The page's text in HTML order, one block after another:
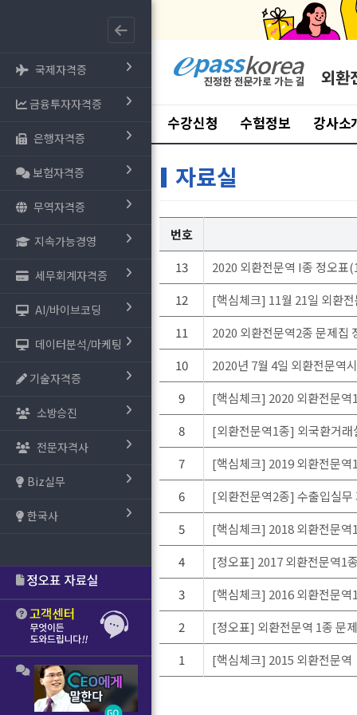
국제자격증
금융투자자격증
은행자격증
보험자격증
무역자격증
지속가능경영
세무회계자격증
AI/바이브코딩
데이터분석/마케팅
기술자격증
소방승진
전문자격사
Biz실무
한국사
외
수강신청 수험정보 강사소
자료실
번호
13
2020 외환전문역 I종 정오표
12
[핵심체크] 11월 21일 외환
11
2020 외환전문역2종 문제집
10
2020년 7월 4일 외환전문역
9
[핵심체크] 2020 외환전문
8
[외환전문역1종] 외국환거래
7
[핵심체크] 2019 외환전문역
6
[외환전문역2종] 수출입실무
5
[핵심체크] 2018 외환전문역
4
[정오표] 2017 외환전문역1
3
[핵심체크] 2016 외환전문역
2
[정오표] 외환전문역 1종 문
1
[핵심체크] 2015 외환전문